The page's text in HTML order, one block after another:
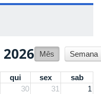
Mês Semana
qui sex
sab
30 31 1